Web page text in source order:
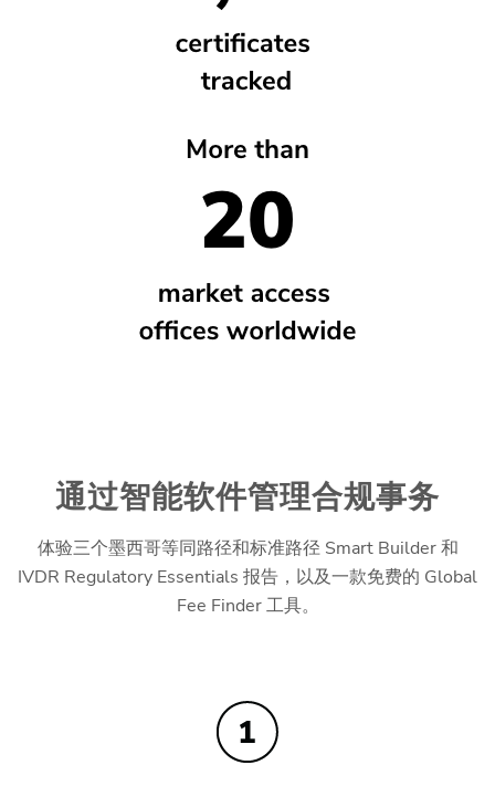
通过智能软件管理合规事务
体验三个墨西哥等同路径和标准路径 Smart Builder 和
IVDR Regulatory Essentials 报告，以及一款免费的 Global
Fee Finder 工具。